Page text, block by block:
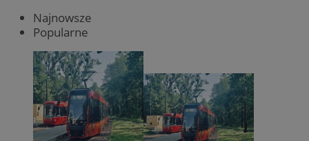
Najnowsze
Popularne